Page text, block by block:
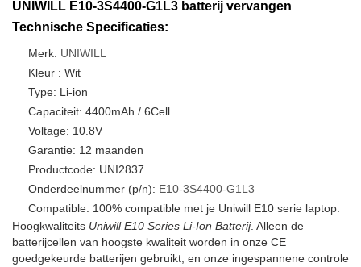
UNIWILL E10-3S4400-G1L3 batterij vervangen
Technische Specificaties:
Merk: UNIWILL
Kleur : Wit
Type: Li-ion
Capaciteit: 4400mAh / 6Cell
Voltage: 10.8V
Garantie: 12 maanden
Productcode: UNI2837
Onderdeelnummer (p/n): E10-3S4400-G1L3
Compatible: 100% compatible met je Uniwill E10 serie laptop.
Hoogkwaliteits Uniwill E10 Series Li-Ion Batterij. Alleen de
batterijcellen van hoogste kwaliteit worden in onze CE
goedgekeurde batterijen gebruikt, en onze ingespannene controle